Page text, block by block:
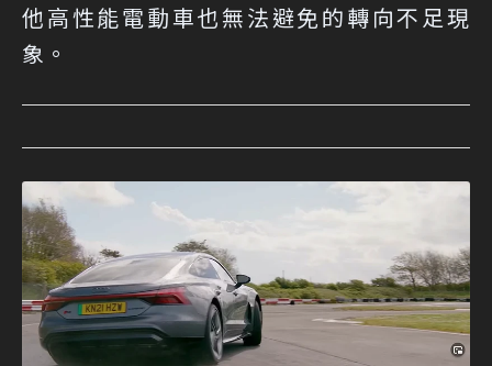
他高性能電動車也無法避免的轉向不足現
象。